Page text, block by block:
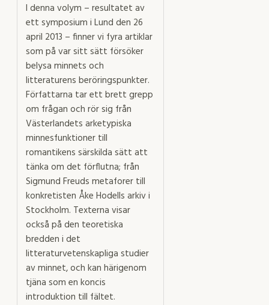
I denna volym – resultatet av
ett symposium i Lund den 26
april 2013 – finner vi fyra artiklar
som på var sitt sätt försöker
belysa minnets och
litteraturens beröringspunkter.
Författarna tar ett brett grepp
om frågan och rör sig från
Västerlandets arketypiska
minnesfunktioner till
romantikens särskilda sätt att
tänka om det förflutna; från
Sigmund Freuds metaforer till
konkretisten Åke Hodells arkiv i
Stockholm. Texterna visar
också på den teoretiska
bredden i det
litteraturvetenskapliga studier
av minnet, och kan härigenom
tjäna som en koncis
introduktion till fältet.